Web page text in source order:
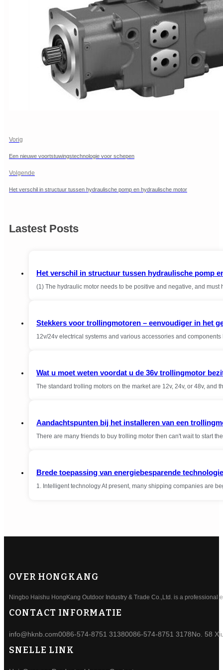
Vorig
Een nieuwe voortstuwingstechnologie voor schepen
Volgende
Het verschil in structuur tussen hydraulische pomp en hydraulische motor
Lastest Posts
Het verschil in structuur tussen hydraulische pomp
(1) The hydraulic motor needs to be positive and negative, and
Stekkers voor trollingmotoren – eenvoudiger in het
12v/24v electrical systems and various accessories and
Wat u moet weten voordat u de 36v trollingmotor
The standard trolling motors on the market are 12v, 24v, or 48v, and
Aandachtspunten bij het installeren van een
There are many friends to buy trolling motor then can't wait to start
Brede toepassing van energiebesparende
1. Intelligent technology At present, many shipping companies are
OVER HONGKANG
Ningbo Haishu HongKang Outdoor Industry & Trade Co.,Ltd. is a professional
CONTACT INFORMATIE
info@hknb.com0086-574-8751 31380086-574-8751 3178No. 58
SNELLE LINK